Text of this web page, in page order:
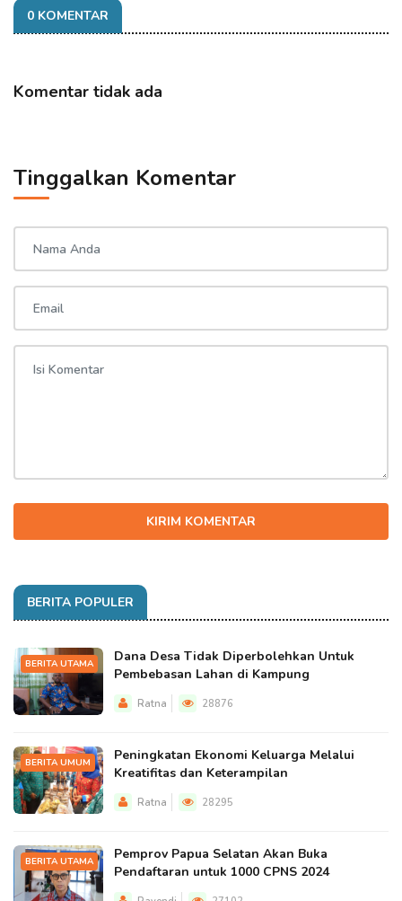
0 KOMENTAR
Komentar tidak ada
Tinggalkan Komentar
KIRIM KOMENTAR
BERITA POPULER
BERITA UTAMA
Dana Desa Tidak Diperbolehkan Untuk
Pembebasan Lahan di Kampung
Ratna 28876
BERITA UMUM
Peningkatan Ekonomi Keluarga Melalui
Kreatifitas dan Keterampilan
Ratna 28295
BERITA UTAMA
Pemprov Papua Selatan Akan Buka
Pendaftaran untuk 1000 CPNS 2024